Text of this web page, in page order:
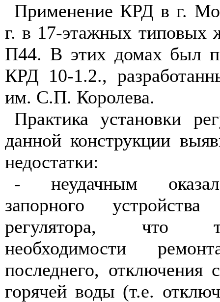
Применение КРД в г.
г. в 17-этажных типовых
П44. В этих домах был
КРД 10-1.2.,
им. С.П. Королева.
Практика установки
данной конструкции
недостатки:
- неудачным
запорного
регулятора, что
необходимости
последнего, отключения
горячей воды (т.е.